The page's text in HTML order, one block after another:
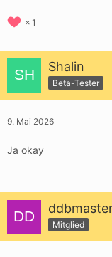
1
Shalin
Beta-Tester
9. Mai 2026
Ja okay
Mitglied